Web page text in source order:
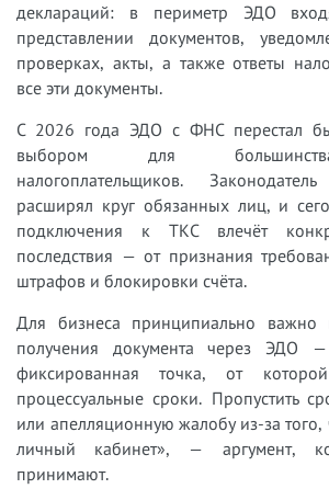
деклараций: в периметр ЭДО
представлении документов,
проверках, акты, а также ответы
все эти документы.
С 2026 года ЭДО с ФНС перестал
выбором для
налогоплательщиков. Законодатель
расширял круг обязанных лиц, и
подключения к ТКС влечёт
последствия — от признания
штрафов и блокировки счёта.
Для бизнеса принципиально важно
получения документа через ЭДО
фиксированная точка, от
процессуальные сроки. Пропустить
или апелляционную жалобу из-за
личный кабинет», — аргумент,
принимают.